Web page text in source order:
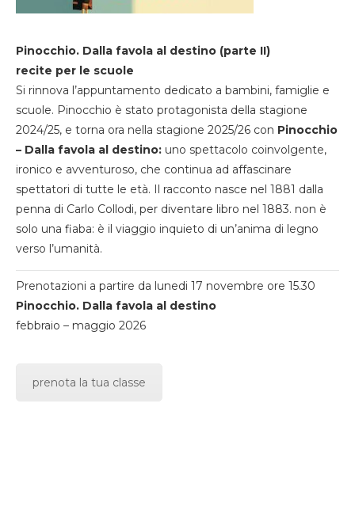
Pinocchio. Dalla favola al destino (parte II)
recite per le scuole
Si rinnova l’appuntamento dedicato a bambini, famiglie e
scuole. Pinocchio è stato protagonista della stagione
2024/25, e torna ora nella stagione 2025/26 con Pinocchio
– Dalla favola al destino: uno spettacolo coinvolgente,
ironico e avventuroso, che continua ad affascinare
spettatori di tutte le età. Il racconto nasce nel 1881 dalla
penna di Carlo Collodi, per diventare libro nel 1883. non è
solo una fiaba: è il viaggio inquieto di un’anima di legno
verso l’umanità.
Prenotazioni a partire da lunedi 17 novembre ore 15.30
Pinocchio. Dalla favola al destino
febbraio – maggio 2026
prenota la tua classe